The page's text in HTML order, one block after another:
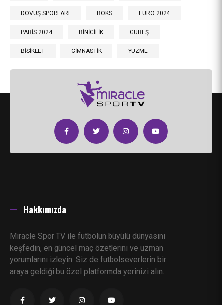
DÖVÜŞ SPORLARI BOKS EURO 2024
PARİS 2024 BİNİCİLİK GÜREŞ
BİSİKLET CİMNASTİK YÜZME
Hakkımızda
Miracle Spor TV ile futbolun büyülü dünyasını
keşfedin, en güncel maç özetlerini ve uzman
yorumlarını izleyin. Siz de futbolseverlerin bir
araya geldiği bu özel platformda yerinizi alın.